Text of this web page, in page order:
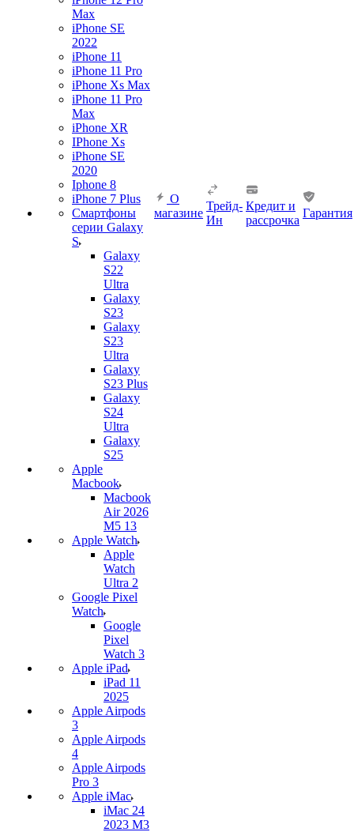
Max
iPhone SE
2022
iPhone 11
iPhone 11 Pro
iPhone Xs Max
iPhone 11 Pro
Max
iPhone XR
IPhone Xs
iPhone SE
2020
Iphone 8
iPhone 7 Plus
Смартфоны
серии Galaxy
S
Galaxy
S22
Ultra
Galaxy
S23
Galaxy
S23
Ultra
Galaxy
S23 Plus
Galaxy
S24
Ultra
Galaxy
S25
Apple
Macbook
Macbook
Air 2026
M5 13
Apple Watch
Apple
Watch
Ultra 2
Google Pixel
Watch
Google
Pixel
Watch 3
Apple iPad
iPad 11
2025
Apple Airpods
3
Apple Airpods
4
Apple Airpods
Pro 3
Apple iMac
iMac 24
2023 M3
О
магазине
Трейд-
Ин
Кредит и
рассрочка
Гарантия